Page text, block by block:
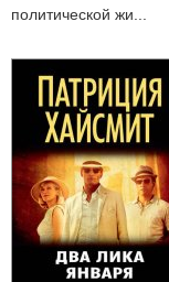
политической жи...